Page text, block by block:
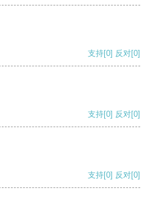
支持[0] 反对[0]
支持[0] 反对[0]
支持[0] 反对[0]